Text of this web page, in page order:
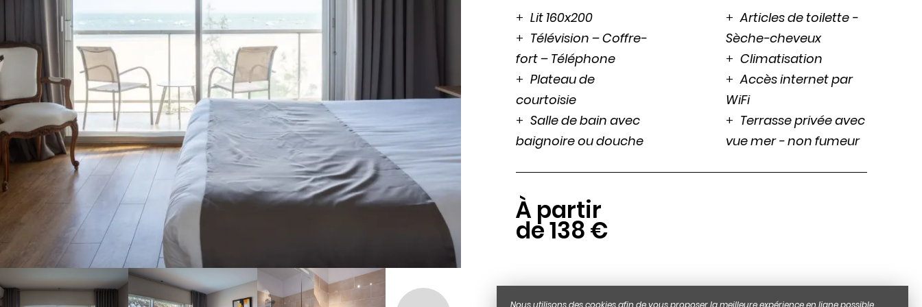
Au cœur d’Arcachon,
découvrez un hôtel de
charme avec une vue
imprenable sur le bassin.
En réservant votre
chambre directement sur
le site de l’Arc Hôtel, vous
profiterez de votre séjour
sur le Bassin d’Arcachon
au meilleur prix.
Ressourcez-vous au bord
de l’océan !
Réserver
Lit 160x200
Télévision – Coffre-
fort – Téléphone
Plateau de
courtoisie
Salle de bain avec
baignoire ou douche
Articles de toilette -
Sèche-cheveux
Climatisation
Accès internet par
WiFi
Terrasse privée avec
vue mer - non fumeur
À partir
de 138 €
Nous utilisons des cookies afin de vous proposer la meilleure expérience en ligne possible.